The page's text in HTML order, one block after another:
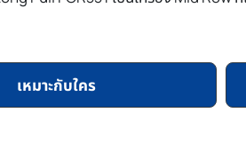
เหมาะกับใคร